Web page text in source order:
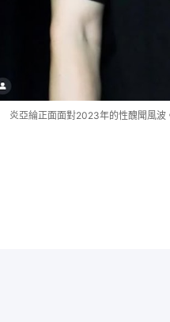
炎亞綸正面面對2023年的性醜聞風波